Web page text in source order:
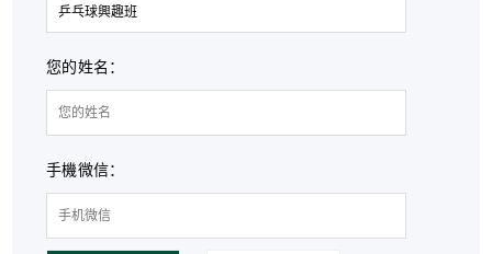
您的姓名：
手機微信：